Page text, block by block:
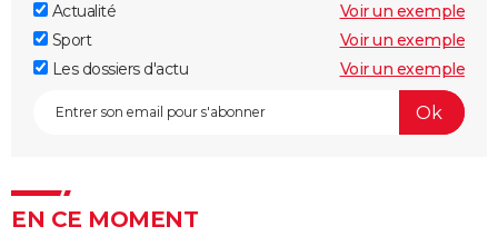
Actualité
Voir un exemple
Sport
Voir un exemple
Les dossiers d'actu
Voir un exemple
EN CE MOMENT